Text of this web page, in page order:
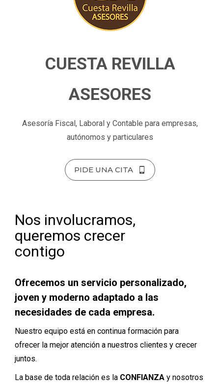
CUESTA REVILLA
ASESORES
Asesoría Fiscal, Laboral y Contable para empresas,
autónomos y particulares
PIDE UNA CITA
Nos involucramos,
queremos crecer
contigo
Ofrecemos un servicio personalizado,
joven y moderno adaptado a las
necesidades de cada empresa.
Nuestro equipo está en continua formación para
ofrecer la mejor atención a nuestros clientes y crecer
juntos.
La base de toda relación es la CONFIANZA y nosotros